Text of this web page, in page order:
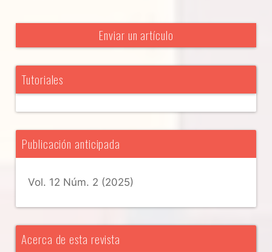
Enviar un artículo
Tutoriales
Publicación anticipada
Vol. 12 Núm. 2 (2025)
Acerca de esta revista